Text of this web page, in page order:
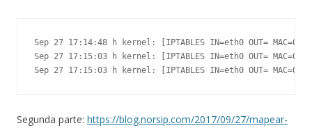
Sep 27 17:14:48 h kernel: [IPTABLES IN=eth0 OUT=
Sep 27 17:15:03 h kernel: [IPTABLES IN=eth0 OUT=
Segunda parte: https://blog.norsip.com/2017/09/27/mapear-